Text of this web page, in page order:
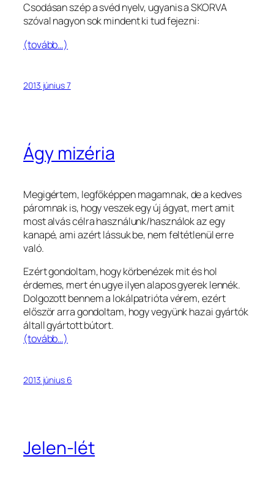
Csodásan szép a svéd nyelv, ugyanis a SKORVA
szóval nagyon sok mindent ki tud fejezni:
(tovább…)
2013 június 7
Ágy mizéria
Megigértem, legfőképpen magamnak, de a kedves
páromnak is, hogy veszek egy új ágyat, mert amit
most alvás célra használunk/használok az egy
kanapé, ami azért lássuk be, nem feltétlenül erre
való.
Ezért gondoltam, hogy körbenézek mit és hol
érdemes, mert én ugye ilyen alapos gyerek lennék.
Dolgozott bennem a lokálpatrióta vérem, ezért
először arra gondoltam, hogy vegyünk hazai gyártók
általl gyártott bútort.
(tovább…)
2013 június 6
Jelen-lét